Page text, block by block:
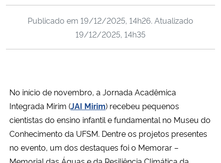
Ministério do Meio Ambiente
Ministério do Turismo
Secretaria-Geral
Publicado em 19/12/2025, 14h26. Atualizado
19/12/2025, 14h35
No início de novembro, a Jornada Acadêmica
Integrada Mirim (JAI Mirim) recebeu pequenos
cientistas do ensino infantil e fundamental no Museu do
Conhecimento da UFSM. Dentre os projetos presentes
no evento, um dos destaques foi o Memorar –
Memorial das Águas e da Resiliência Climática da